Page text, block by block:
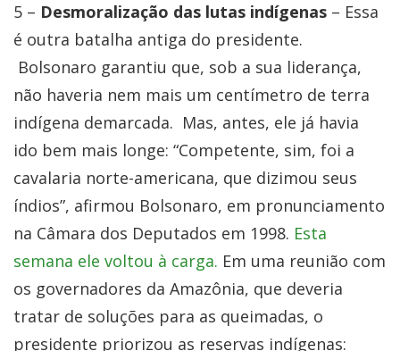
5 – Desmoralização das lutas indígenas – Essa
é outra batalha antiga do presidente.
Bolsonaro garantiu que, sob a sua liderança,
não haveria nem mais um centímetro de terra
indígena demarcada. Mas, antes, ele já havia
ido bem mais longe: “Competente, sim, foi a
cavalaria norte-americana, que dizimou seus
índios”, afirmou Bolsonaro, em pronunciamento
na Câmara dos Deputados em 1998. Esta
semana ele voltou à carga. Em uma reunião com
os governadores da Amazônia, que deveria
tratar de soluções para as queimadas, o
presidente priorizou as reservas indígenas: